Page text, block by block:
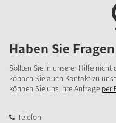
Haben Sie
Sollten Sie in unserer Hilfe nicht
können Sie auch Kontakt zu
können Sie uns Ihre Anfrage per
Telefon